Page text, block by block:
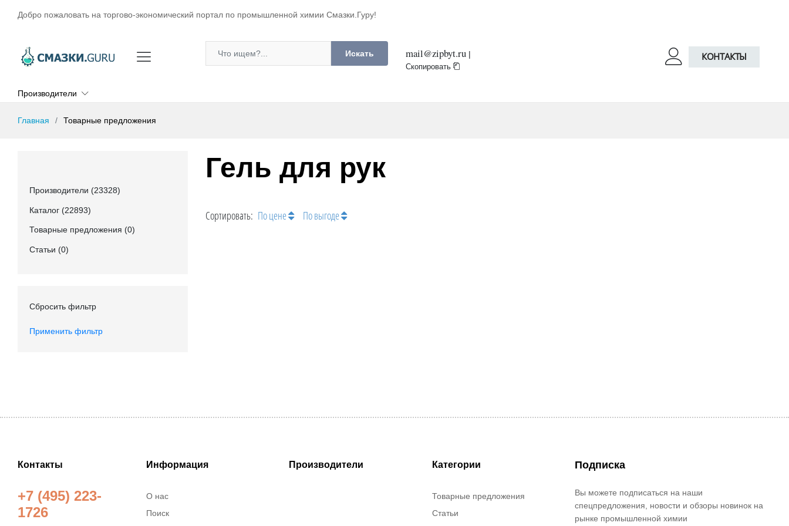
Добро пожаловать на торгово-экономический портал по промышленной химии Смазки.Гуру!
Искать mail@zipbyt.ru |
Скопировать
КОНТАКТЫ
Производители
Главная Товарные предложения
Производители (23328)
Каталог (22893)
Товарные предложения (0)
Статьи (0)
Сбросить фильтр
Применить фильтр
Гель для рук
Сортировать: По цене По выгоде
Контакты
+7 (495) 223-
1726
Информация
О нас
Поиск
Производители Категории
Товарные предложения
Статьи
Подписка
Вы можете подписаться на наши
спецпредложения, новости и обзоры новинок на
рынке промышленной химии